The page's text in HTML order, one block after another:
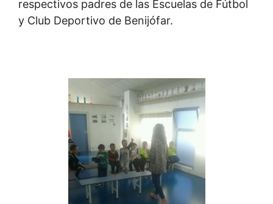
respectivos padres de las Escuelas de Fútbol
y Club Deportivo de Benijófar.